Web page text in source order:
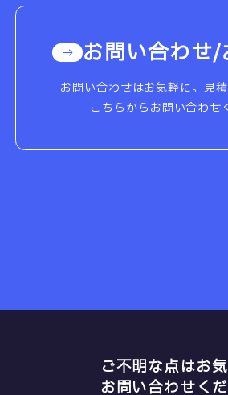
お問い合わせ/
お問い合わせはお気軽に。見
こちらからお問い合わせ
ご不明な点はお
お問い合わせく